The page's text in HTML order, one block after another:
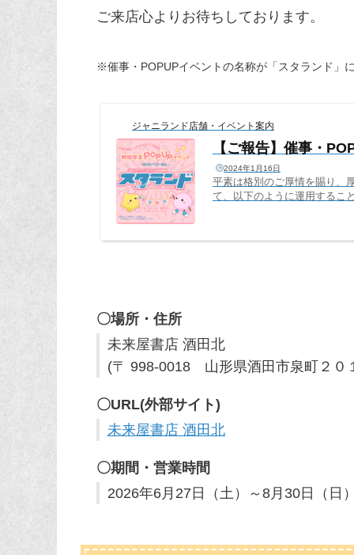
ご来店心よりお待ちしております。
※催事・POPUPイベントの名称が「スタランド」
ジャニランド店舗・イベント案内
【ご報告】催事・
2024年1月16日
平素は格別のご厚情を賜り、
て、以下のように運用するこ
も「ジャニランド」のまま、
〇場所・住所
未来屋書店 酒田北
(〒 998-0018 山形県酒田市泉町２
〇URL(外部サイト)
未来屋書店 酒田北
〇期間・営業時間
2026年6月27日（土）～8月30日（日